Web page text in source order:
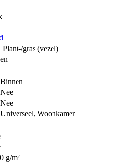
Plant-/gras (vezel)
Binnen
Nee
Nee
Universeel, Woonkamer
g/m²